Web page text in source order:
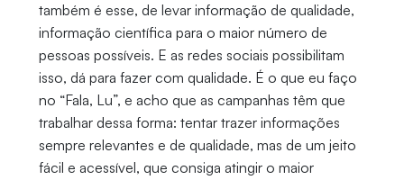
também é esse, de levar informação de qualidade,
informação científica para o maior número de
pessoas possíveis. E as redes sociais possibilitam
isso, dá para fazer com qualidade. É o que eu faço
no “Fala, Lu”, e acho que as campanhas têm que
trabalhar dessa forma: tentar trazer informações
sempre relevantes e de qualidade, mas de um jeito
fácil e acessível, que consiga atingir o maior